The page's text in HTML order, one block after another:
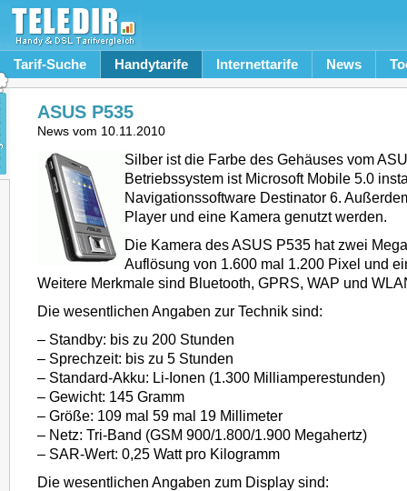
Tarif-Suche Handytarife Internettarife News
ASUS P535
News vom 10.11.2010
Silber ist die Farbe des Gehäuses vom
Betriebssystem ist Microsoft Mobile 5.0
Navigationssoftware Destinator 6.
Player und eine Kamera genutzt werden.
Die Kamera des ASUS P535 hat zwei
Auflösung von 1.600 mal 1.200 Pixel und
Weitere Merkmale sind Bluetooth, GPRS, WAP und
Die wesentlichen Angaben zur Technik sind:
– Standby: bis zu 200 Stunden
– Sprechzeit: bis zu 5 Stunden
– Standard-Akku: Li-Ionen (1.300 Milliamperestunden)
– Gewicht: 145 Gramm
– Größe: 109 mal 59 mal 19 Millimeter
– Netz: Tri-Band (GSM 900/1.800/1.900 Megahertz)
– SAR-Wert: 0,25 Watt pro Kilogramm
Die wesentlichen Angaben zum Display sind: